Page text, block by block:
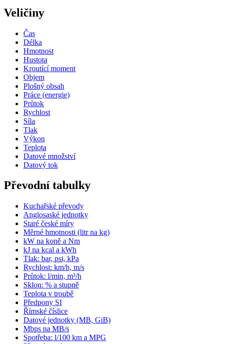
Veličiny
Čas
Délka
Hmotnost
Hustota
Kroutící moment
Objem
Plošný obsah
Práce (energie)
Průtok
Rychlost
Síla
Tlak
Výkon
Teplota
Datové množství
Datový tok
Převodní tabulky
Kuchařské převody
Anglosaské jednotky
Staré české míry
Měrné hmotnosti (litr na kg)
kW na koně a Nm
kJ na kcal a kWh
Tlak: bar, psi, kPa
Rychlost: km/h, m/s
Průtok: l/min, m³/h
Sklon: % a stupně
Teplota v troubě
Předpony SI
Římské číslice
Datové jednotky (MB, GiB)
Mbps na MB/s
Spotřeba: l/100 km a MPG